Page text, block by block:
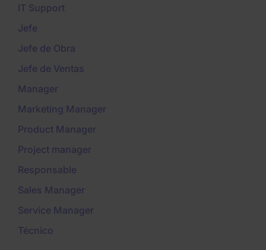
IT Support
Jefe
Jefe de Obra
Jefe de Ventas
Manager
Marketing Manager
Product Manager
Project manager
Responsable
Sales Manager
Service Manager
Técnico